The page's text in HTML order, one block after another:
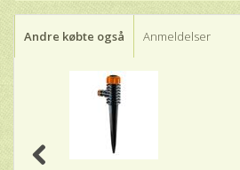
Andre købte også Anmeldelser